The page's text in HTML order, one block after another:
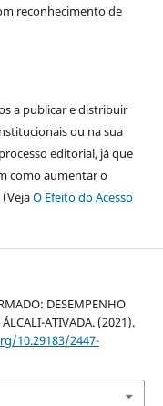
reconhecimento de
a publicar e distribuir
ou na sua
editorial, já que
como aumentar o
O Efeito do Acesso
DESEMPENHO
ATIVADA. (2021).
10.29183/2447-